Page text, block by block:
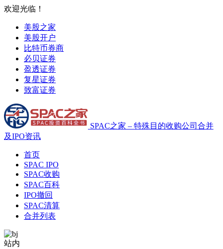
欢迎光临！
美股之家
美股开户
比特币券商
必贝证券
盈透证券
复星证券
致富证券
SPAC之家 – 特殊目的收购公司合并
及IPO资讯
首页
SPAC IPO
SPAC收购
SPAC百科
IPO撤回
SPAC清算
合并列表
站内